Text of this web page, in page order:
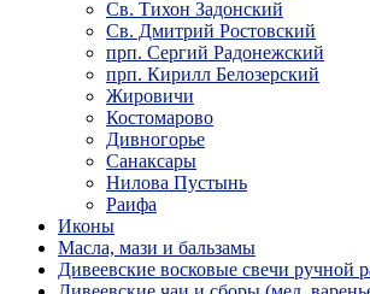
Св. Тихон Задонский
Св. Дмитрий Ростовский
прп. Сергий Радонежский
прп. Кирилл Белозерский
Жировичи
Костомарово
Дивногорье
Санаксары
Нилова Пустынь
Раифа
Иконы
Масла, мази и бальзамы
Дивеевские восковые свечи ручной